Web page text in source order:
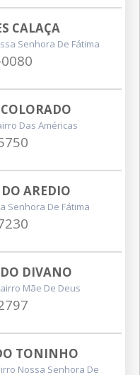
CALAÇA
Senhora De Fátima
Das Américas
AREDIO
Senhora De Fátima
DIVANO
Mãe De Deus
TONINHO
Nossa Senhora De